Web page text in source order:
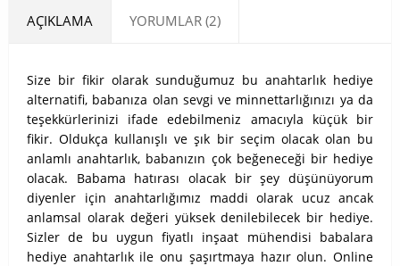
AÇIKLAMA YORUMLAR (2)
Size bir fikir olarak sunduğumuz bu anahtarlık hediye
alternatifi, babanıza olan sevgi ve minnettarlığınızı ya da
teşekkürlerinizi ifade edebilmeniz amacıyla küçük bir
fikir. Oldukça kullanışlı ve şık bir seçim olacak olan bu
anlamlı anahtarlık, babanızın çok beğeneceği bir hediye
olacak. Babama hatırası olacak bir şey düşünüyorum
diyenler için anahtarlığımız maddi olarak ucuz ancak
anlamsal olarak değeri yüksek denilebilecek bir hediye.
Sizler de bu uygun fiyatlı inşaat mühendisi babalara
hediye anahtarlık ile onu şaşırtmaya hazır olun. Online